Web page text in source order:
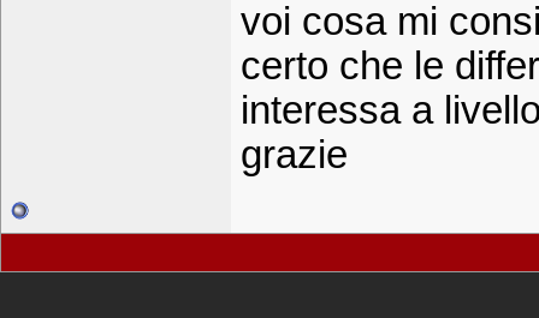
voi cosa mi
certo che le
interessa a
grazie